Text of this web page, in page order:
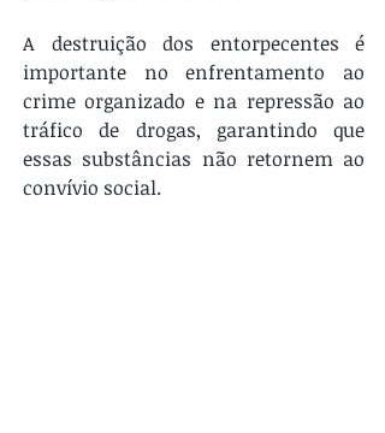
A destruição dos entorpecentes é
importante no enfrentamento ao
crime organizado e na repressão ao
tráfico de drogas, garantindo que
essas substâncias não retornem ao
convívio social.